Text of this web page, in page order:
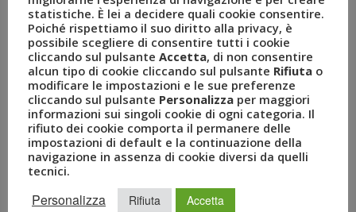
RECENT POSTS
A Novembre il Business Travel in Italia è a quota 95
statistiche. È lei a decidere quali cookie consentire.
Poiché rispettiamo il suo diritto alla privacy, è
possibile scegliere di consentire tutti i cookie
cliccando sul pulsante Accetta, di non consentire
alcun tipo di cookie cliccando sul pulsante Rifiuta o
modificare le impostazioni e le sue preferenze
cliccando sul pulsante Personalizza per maggiori
informazioni sui singoli cookie di ogni categoria. Il
rifiuto dei cookie comporta il permanere delle
impostazioni di default e la continuazione della
navigazione in assenza di cookie diversi da quelli
tecnici.
Personalizza Rifiuta Accetta